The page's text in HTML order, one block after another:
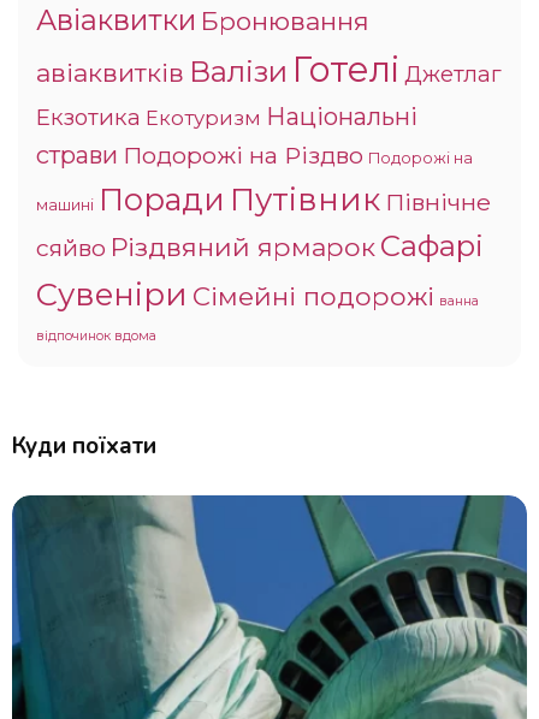
Авіаквитки Бронювання
авіаквитків Валізи Готелі Джетлаг
Екзотика Екотуризм Національні
страви Подорожі на Різдво Подорожі на
машині Поради Путівник Північне
сяйво Різдвяний ярмарокСафарі
Сувеніри Сімейні подорожі ванна
відпочинок вдома
Куди поїхати